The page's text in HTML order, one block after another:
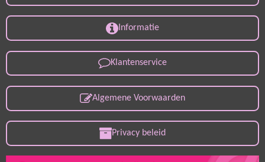
Informatie
Klantenservice
Algemene Voorwaarden
Privacy beleid